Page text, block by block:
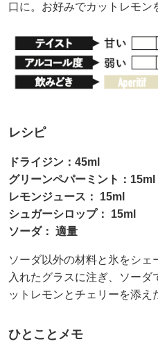
口に。お好みでカットレモン
レシピ
ドライジン：45ml
グリーンペパーミント：15ml
レモンジュース： 15ml
シュガーシロップ： 15ml
ソーダ： 適量
ソーダ以外の材料と氷をシ
入れたグラスに注ぎ、ソーダ
ットレモンとチェリーを添え
ひとことメモ